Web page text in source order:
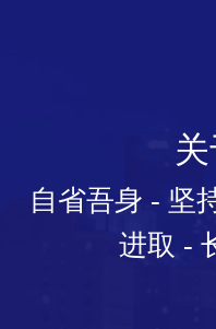
自省吾身 -
进取 -